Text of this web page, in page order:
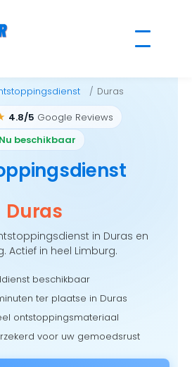
Duras
4.8/5 Google Reviews
beschikbaar
Duras
in Duras en
Actief in heel Limburg.
beschikbaar
ter plaatse in Duras
ontstoppingsmateriaal
voor uw gemoedsrust